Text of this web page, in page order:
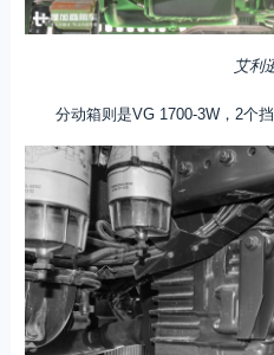
艾利
分动箱则是VG 1700-3W，2个挡